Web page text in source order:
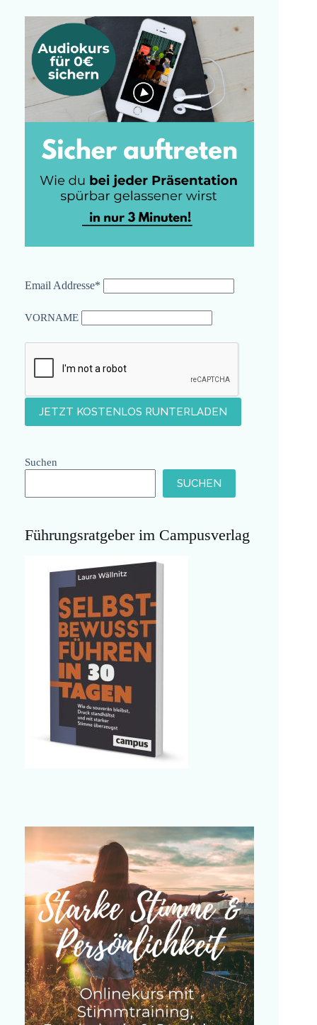
Email Addresse*
VORNAME
Suchen
SUCHEN
Führungsratgeber im Campusverlag